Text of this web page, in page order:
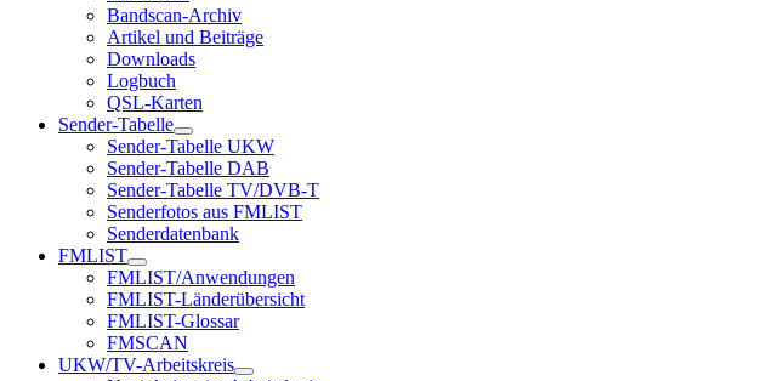
Bandscan-Archiv
Artikel und Beiträge
Downloads
Logbuch
QSL-Karten
Sender-Tabelle
Sender-Tabelle UKW
Sender-Tabelle DAB
Sender-Tabelle TV/DVB-T
Senderfotos aus FMLIST
Senderdatenbank
FMLIST
FMLIST/Anwendungen
FMLIST-Länderübersicht
FMLIST-Glossar
FMSCAN
UKW/TV-Arbeitskreis